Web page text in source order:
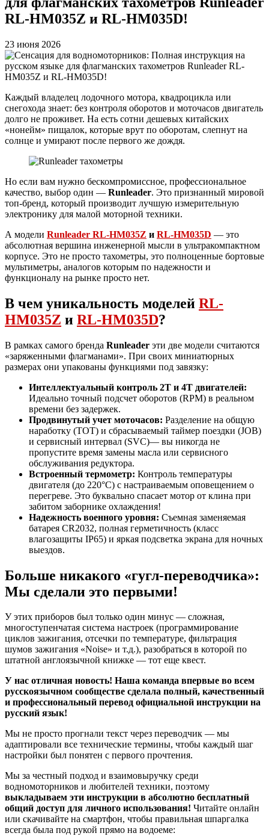
RL-HM035Z и RL-HM035D!
23 июня 2026
Каждый владелец лодочного мотора, квадроцикла или
снегохода знает: без контроля оборотов и моточасов двигатель
долго не проживет. На есть сотни дешевых китайских
«нонейм» пищалок, которые врут по оборотам, слепнут на
солнце и умирают после первого же дождя.
Но если вам нужно бескомпромиссное, профессиональное
качество, выбор один — Runleader. Это признанный мировой
топ-бренд, который производит лучшую измерительную
электронику для малой моторной техники.
А модели Runleader RL-HM035Z и RL-HM035D — это
абсолютная вершина инженерной мысли в ультракомпактном
корпусе. Это не просто тахометры, это полноценные бортовые
мультиметры, аналогов которым по надежности и
функционалу на рынке просто нет.
В чем уникальность моделей RL-
HM035Z и RL-HM035D?
В рамках самого бренда Runleader эти две модели считаются
«заряженными флагманами». При своих миниатюрных
размерах они упакованы функциями под завязку:
Интеллектуальный контроль 2Т и 4Т двигателей:
Идеально точный подсчет оборотов (RPM) в реальном
времени без задержек.
Продвинутый учет моточасов: Разделение на общую
наработку (TOT) и сбрасываемый таймер поездки (JOB)
и сервисный интервал (SVC)— вы никогда не
пропустите время замены масла или сервисного
обслуживания редуктора.
Встроенный термометр: Контроль температуры
двигателя (до 220°C) с настраиваемым оповещением о
перегреве. Это буквально спасает мотор от клина при
забитом заборнике охлаждения!
Надежность военного уровня: Съемная заменяемая
батарея CR2032, полная герметичность (класс
влагозащиты IP65) и яркая подсветка экрана для ночных
выездов.
Больше никакого «гугл-переводчика»:
Мы сделали это первыми!
У этих приборов был только один минус — сложная,
многоступенчатая система настроек (программирование
циклов зажигания, отсечки по температуре, фильтрация
шумов зажигания «Noise» и т.д.), разобраться в которой по
штатной англоязычной книжке — тот еще квест.
У нас отличная новость! Наша команда впервые во всем
русскоязычном сообществе сделала полный, качественный
и профессиональный перевод официальной инструкции на
русский язык!
Мы не просто прогнали текст через переводчик — мы
адаптировали все технические термины, чтобы каждый шаг
настройки был понятен с первого прочтения.
Мы за честный подход и взаимовыручку среди
водномоторников и любителей техники, поэтому
выкладываем эти инструкции в абсолютно бесплатный
общий доступ для личного использования! Читайте онлайн
или скачивайте на смартфон, чтобы правильная шпаргалка
всегда была под рукой прямо на водоеме: